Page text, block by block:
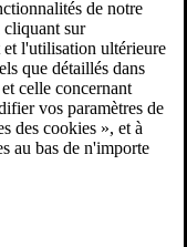
chaque
7 places